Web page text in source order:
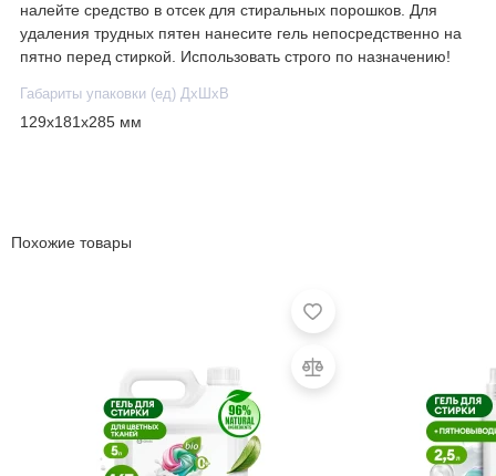
налейте средство в отсек для стиральных порошков. Для
удаления трудных пятен нанесите гель непосредственно на
пятно перед стиркой. Использовать строго по назначению!
Габариты упаковки (ед) ДхШхВ
129x181x285 мм
Похожие товары